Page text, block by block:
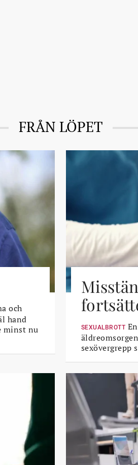
FRÅN LÖPET
och
hand
minst nu
SEXUALBROTT
sexövergrepp